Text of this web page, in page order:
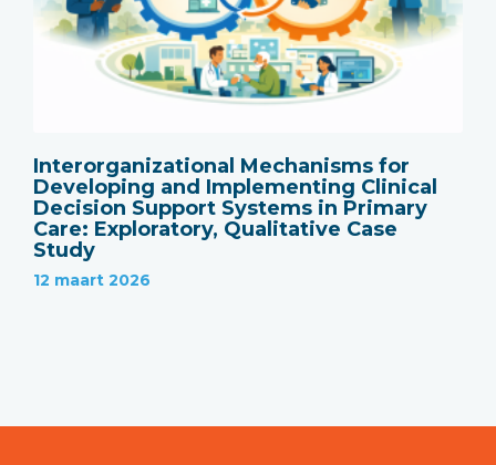
Interorganizational Mechanisms for
Developing and Implementing Clinical
Decision Support Systems in Primary
Care: Exploratory, Qualitative Case
Study
12 maart 2026